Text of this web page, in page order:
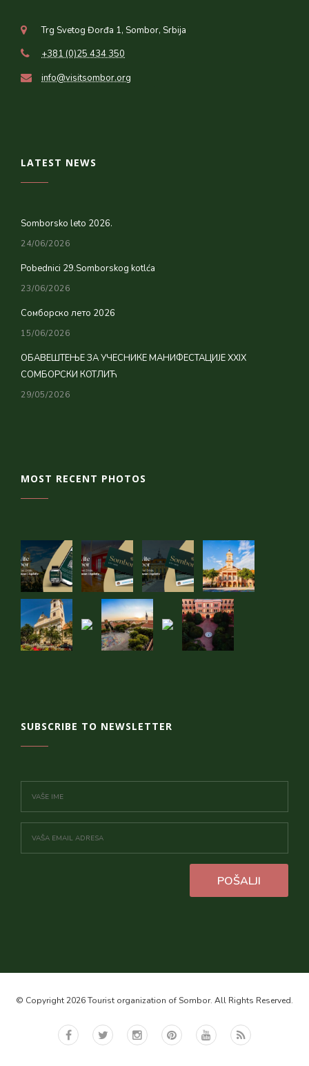
Trg Svetog Đorđa 1, Sombor, Srbija
+381 (0)25 434 350
info@visitsombor.org
LATEST NEWS
Somborsko leto 2026.
24/06/2026
Pobednici 29.Somborskog kotlća
23/06/2026
Сомборско лето 2026
15/06/2026
ОБАВЕШТЕЊЕ ЗА УЧЕСНИКЕ МАНИФЕСТАЦИЈЕ XXIX
СОМБОРСКИ КОТЛИЋ
29/05/2026
MOST RECENT PHOTOS
SUBSCRIBE TO NEWSLETTER
POŠALJI
© Copyright 2026 Tourist organization of Sombor. All Rights Reserved.